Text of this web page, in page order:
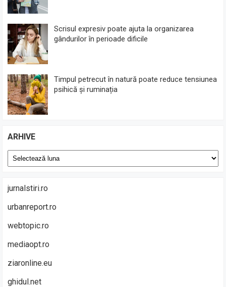
Scrisul expresiv poate ajuta la organizarea
gândurilor în perioade dificile
Timpul petrecut în natură poate reduce tensiunea
psihică și ruminația
ARHIVE
Arhive
jurnalstiri.ro
urbanreport.ro
webtopic.ro
mediaopt.ro
ziaronline.eu
ghidul.net